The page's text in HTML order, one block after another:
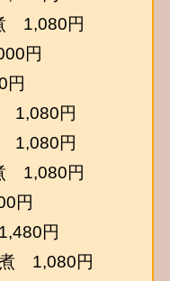
1,080円
円
円
1,080円
1,080円
1,080円
円
円
煮 1,080円